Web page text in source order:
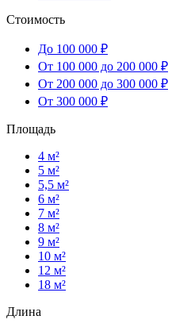
Стоимость
До 100 000 ₽
От 100 000 до 200 000 ₽
От 200 000 до 300 000 ₽
От 300 000 ₽
Площадь
4 м²
5 м²
5,5 м²
6 м²
7 м²
8 м²
9 м²
10 м²
12 м²
18 м²
Длина